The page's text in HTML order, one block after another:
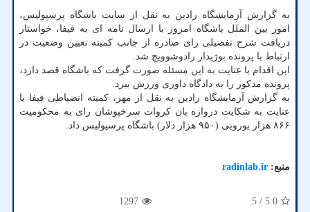
به گزارش آزمایشگاه رادین به نقل از سایت باشگاه پرسپولیس،
امور بین الملل باشگاه امروز با ارسال نامه ای به فیفا، خواستار
دریافت شرح تفصیلی رای صادره از جانب کمیته تعیین وضعیت در
ارتباط با پرونده بوژیدار رادوشوویچ شد.
این اقدام با عنایت به این مسئله صورت گرفت که باشگاه قصد دارد،
پرونده مذکور را به دادگاه داوری ورزش ببرد.
به گزارش آزمایشگاه رادین به نقل از مهر، کمیته انضباطی فیفا با
عنایت به شکایت دروازه بان کروات سرخپوشان رای به محکومیت
۸۶۶ هزار یورویی (۹۵۰ هزار دلار) باشگاه پرسپولیس داد.
منبع: radinlab.ir
5.0
/ 5
1297